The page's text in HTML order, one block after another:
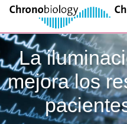
La
mejora los